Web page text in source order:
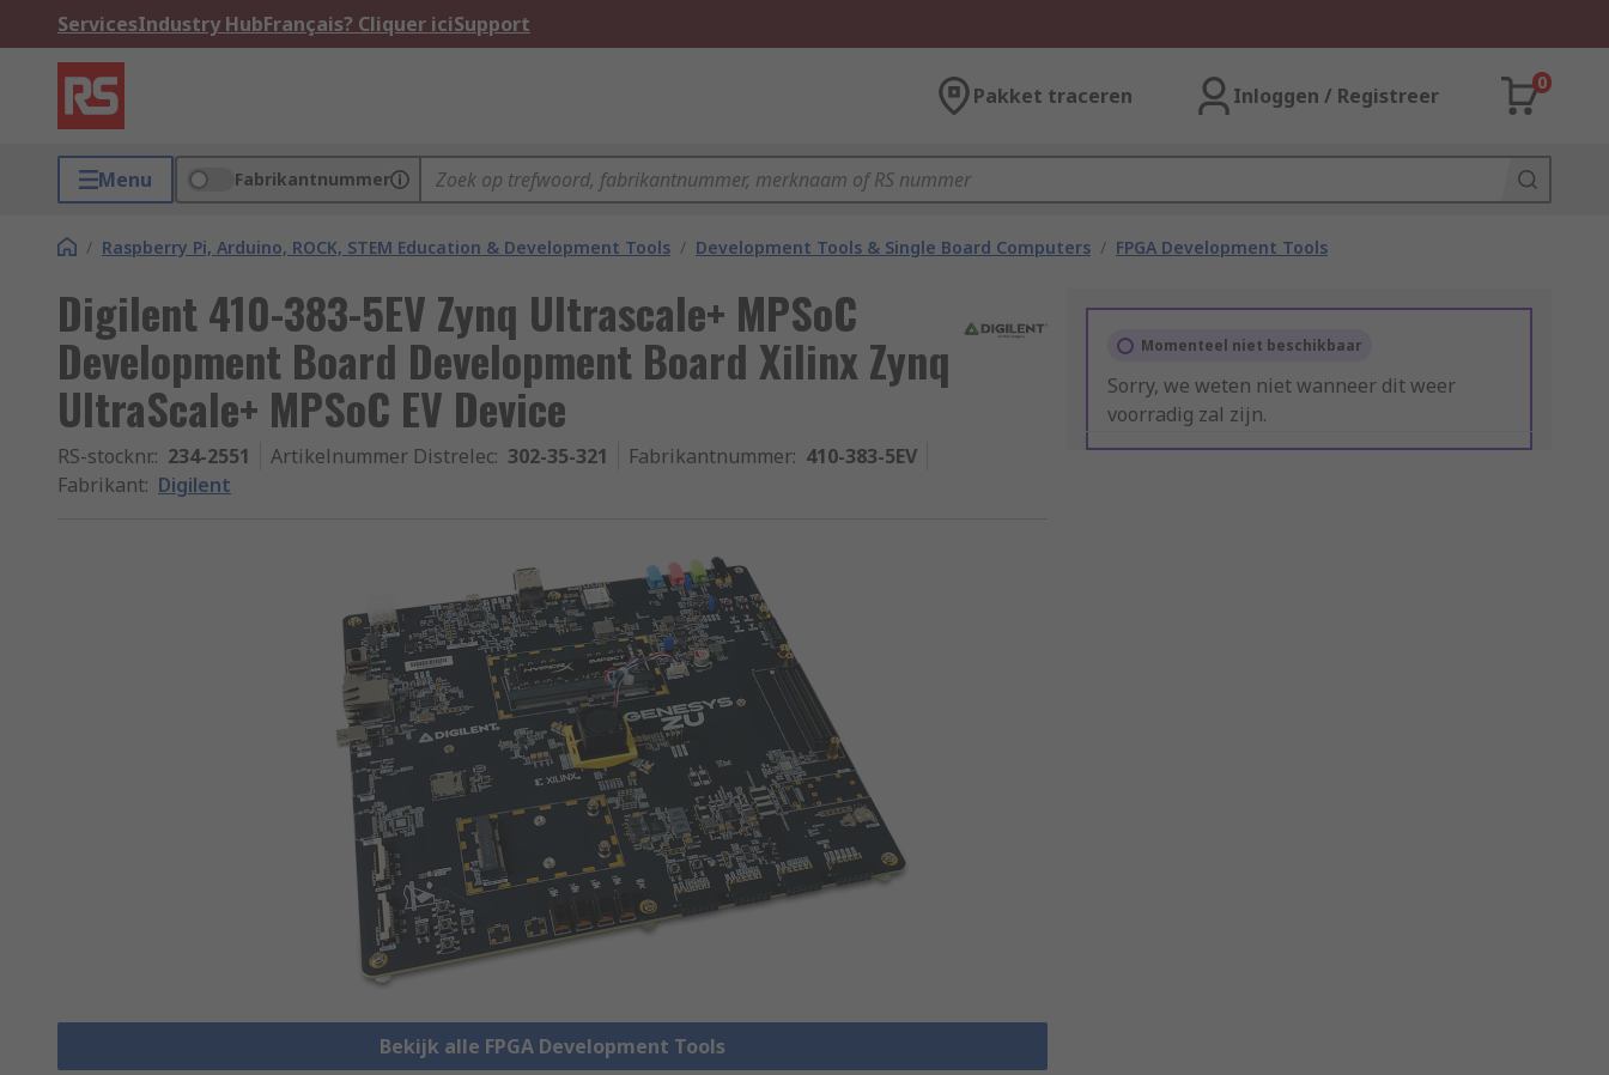
ServicesIndustry HubFrançais? Cliquer iciSupport
Pakket traceren Inloggen / Registreer
0
Menu Fabrikantnummer
/ Raspberry Pi, Arduino, ROCK, STEM Education & Development Tools / Development Tools & Single Board Computers / FPGA Development Tools
Digilent 410-383-5EV Zynq Ultrascale+ MPSoC
Development Board Development Board Xilinx Zynq
UltraScale+ MPSoC EV Device
RS-stocknr.: 234-2551 Artikelnummer Distrelec: 302-35-321 Fabrikantnummer: 410-383-5EV
Fabrikant: Digilent
Bekijk alle FPGA Development Tools
Momenteel niet beschikbaar
Sorry, we weten niet wanneer dit weer
voorradig zal zijn.